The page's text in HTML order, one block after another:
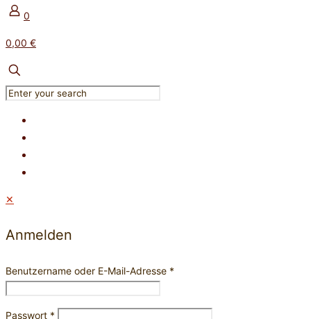
0
0,00 €
✕
Anmelden
Benutzername oder E-Mail-Adresse *
Passwort *